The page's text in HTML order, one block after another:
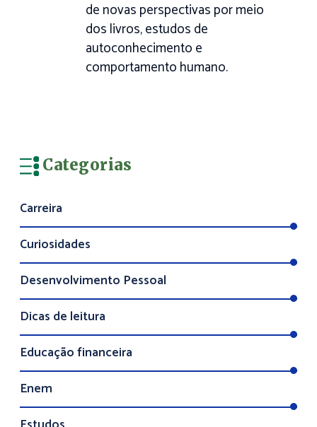
de novas perspectivas por meio
dos livros, estudos de
autoconhecimento e
comportamento humano.
Categorias
Carreira
Curiosidades
Desenvolvimento Pessoal
Dicas de leitura
Educação financeira
Enem